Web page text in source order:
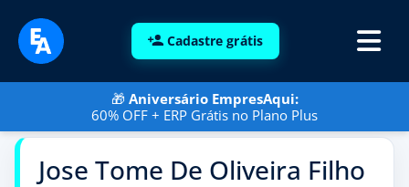
Cadastre grátis
🎁 Aniversário EmpresAqui:
60% OFF + ERP Grátis no Plano Plus
Jose Tome De Oliveira Filho